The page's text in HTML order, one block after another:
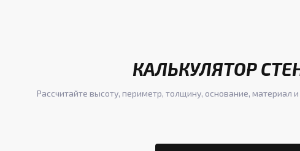
КАЛЬКУЛЯТОР
Рассчитайте высоту, периметр, толщину, основание, материал